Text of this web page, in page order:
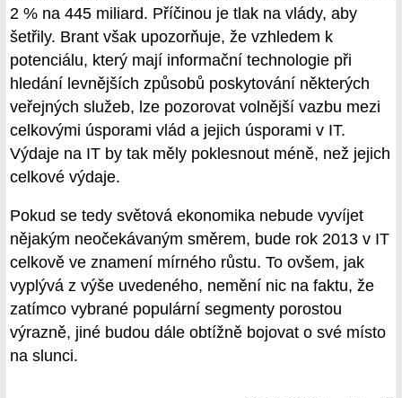
2 % na 445 miliard. Příčinou je tlak na vlády, aby
šetřily. Brant však upozorňuje, že vzhledem k
potenciálu, který mají informační technologie při
hledání levnějších způsobů poskytování některých
veřejných služeb, lze pozorovat volnější vazbu mezi
celkovými úsporami vlád a jejich úsporami v IT.
Výdaje na IT by tak měly poklesnout méně, než jejich
celkové výdaje.
Pokud se tedy světová ekonomika nebude vyvíjet
nějakým neočekávaným směrem, bude rok 2013 v IT
celkově ve znamení mírného růstu. To ovšem, jak
vyplývá z výše uvedeného, nemění nic na faktu, že
zatímco vybrané populární segmenty porostou
výrazně, jiné budou dále obtížně bojovat o své místo
na slunci.